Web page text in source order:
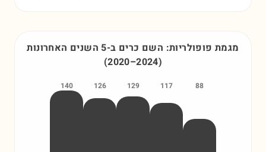
מגמת פופולריות: השם כרים ב-5 השנים האחרונות
(2020–2024)
88
117
129
126
140